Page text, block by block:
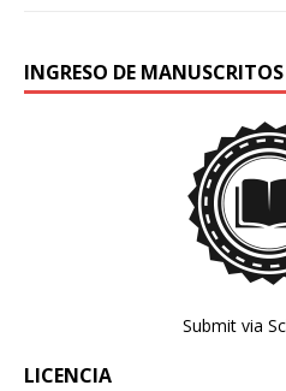
INGRESO DE MANUSCRITOS
Submit via
LICENCIA